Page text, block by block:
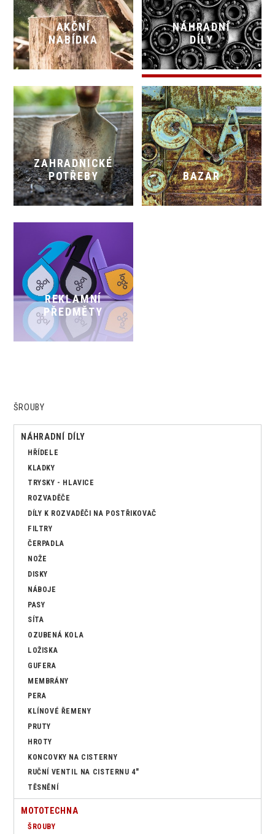
AKČNÍ
NABÍDKA
NÁHRADNÍ
DÍLY
ZAHRADNICKÉ
POTŘEBY
BAZAR
REKLAMNÍ
PŘEDMĚTY
ŠROUBY
NÁHRADNÍ DÍLY
HŘÍDELE
KLADKY
TRYSKY - HLAVICE
ROZVADĚČE
DÍLY K ROZVADĚČI NA POSTŘIKOVAČ
FILTRY
ČERPADLA
NOŽE
DISKY
NÁBOJE
PASY
SÍTA
OZUBENÁ KOLA
LOŽISKA
GUFERA
MEMBRÁNY
PERA
KLÍNOVÉ ŘEMENY
PRUTY
HROTY
KONCOVKY NA CISTERNY
RUČNÍ VENTIL NA CISTERNU 4"
TĚSNĚNÍ
MOTOTECHNA
ŠROUBY